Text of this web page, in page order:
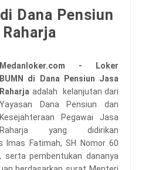
Dana Pensiun
Medanloker.com - Loker
BUMN di Dana Pensiun Jasa
Raharja adalah kelanjutan dari
Yayasan Dana Pensiun dan
Kesejahteraan Pegawai Jasa
Raharja yang didirikan
Imas Fatimah, SH Nomor 60
serta pembentukan dananya